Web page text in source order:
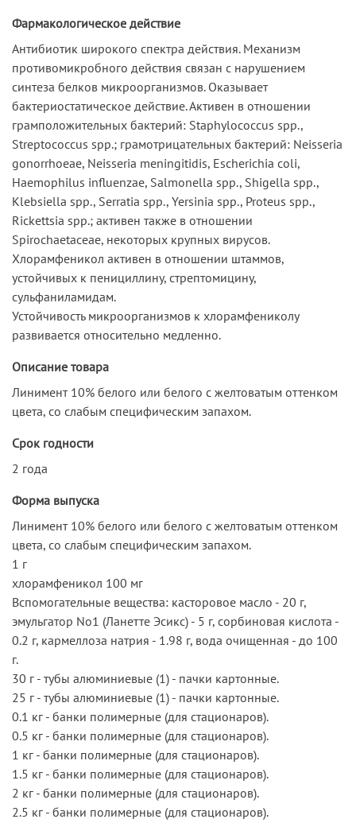
Фармакологическое действие
Антибиотик широкого спектра действия. Механизм
противомикробного действия связан с нарушением
синтеза белков микроорганизмов. Оказывает
бактериостатическое действие. Активен в отношении
грамположительных бактерий: Staphylococcus spp.,
Streptococcus spp.; грамотрицательных бактерий: Neisseria
gonorrhoeae, Neisseria meningitidis, Escherichia coli,
Haemophilus influenzae, Salmonella spp., Shigella spp.,
Klebsiella spp., Serratia spp., Yersinia spp., Proteus spp.,
Rickettsia spp.; активен также в отношении
Spirochaetaceae, некоторых крупных вирусов.
Хлорамфеникол активен в отношении штаммов,
устойчивых к пенициллину, стрептомицину,
сульфаниламидам.
Устойчивость микроорганизмов к хлорамфениколу
развивается относительно медленно.
Описание товара
Линимент 10% белого или белого с желтоватым оттенком
цвета, со слабым специфическим запахом.
Срок годности
2 года
Форма выпуска
Линимент 10% белого или белого с желтоватым оттенком
цвета, со слабым специфическим запахом.
1 г
хлорамфеникол 100 мг
Вспомогательные вещества: касторовое масло - 20 г,
эмульгатор No1 (Ланетте Эсикс) - 5 г, сорбиновая кислота -
0.2 г, кармеллоза натрия - 1.98 г, вода очищенная - до 100
г.
30 г - тубы алюминиевые (1) - пачки картонные.
25 г - тубы алюминиевые (1) - пачки картонные.
0.1 кг - банки полимерные (для стационаров).
0.5 кг - банки полимерные (для стационаров).
1 кг - банки полимерные (для стационаров).
1.5 кг - банки полимерные (для стационаров).
2 кг - банки полимерные (для стационаров).
2.5 кг - банки полимерные (для стационаров).